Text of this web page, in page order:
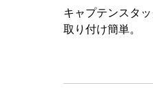
キャプテンスタ
取り付け簡単。